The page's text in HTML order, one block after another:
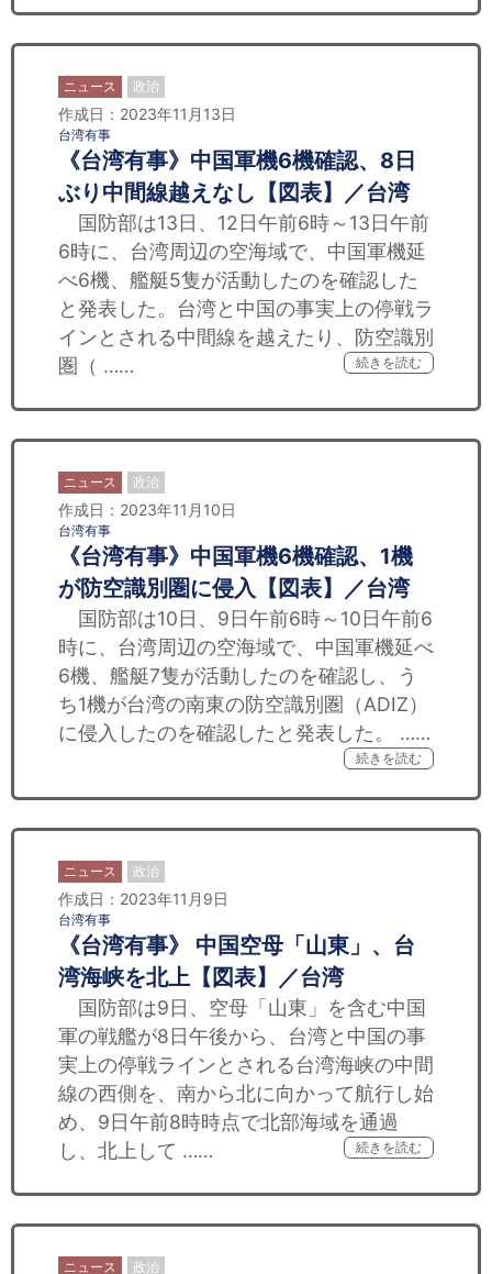
ニュース 政治
作成日：2023年11月13日
台湾有事
《台湾有事》中国軍機6機確認、8日
ぶり中間線越えなし【図表】／台湾
国防部は13日、12日午前6時～13日午前
6時に、台湾周辺の空海域で、中国軍機延
べ6機、艦艇5隻が活動したのを確認した
と発表した。台湾と中国の事実上の停戦ラ
インとされる中間線を越えたり、防空識別
圏（ ……
続きを読む
ニュース 政治
作成日：2023年11月10日
台湾有事
《台湾有事》中国軍機6機確認、1機
が防空識別圏に侵入【図表】／台湾
国防部は10日、9日午前6時～10日午前6
時に、台湾周辺の空海域で、中国軍機延べ
6機、艦艇7隻が活動したのを確認し、う
ち1機が台湾の南東の防空識別圏（ADIZ）
に侵入したのを確認したと発表した。 ……
続きを読む
ニュース 政治
作成日：2023年11月9日
台湾有事
《台湾有事》 中国空母「山東」、台
湾海峡を北上【図表】／台湾
国防部は9日、空母「山東」を含む中国
軍の戦艦が8日午後から、台湾と中国の事
実上の停戦ラインとされる台湾海峡の中間
線の西側を、南から北に向かって航行し始
め、9日午前8時時点で北部海域を通過
し、北上して ……
続きを読む
ニュース 政治